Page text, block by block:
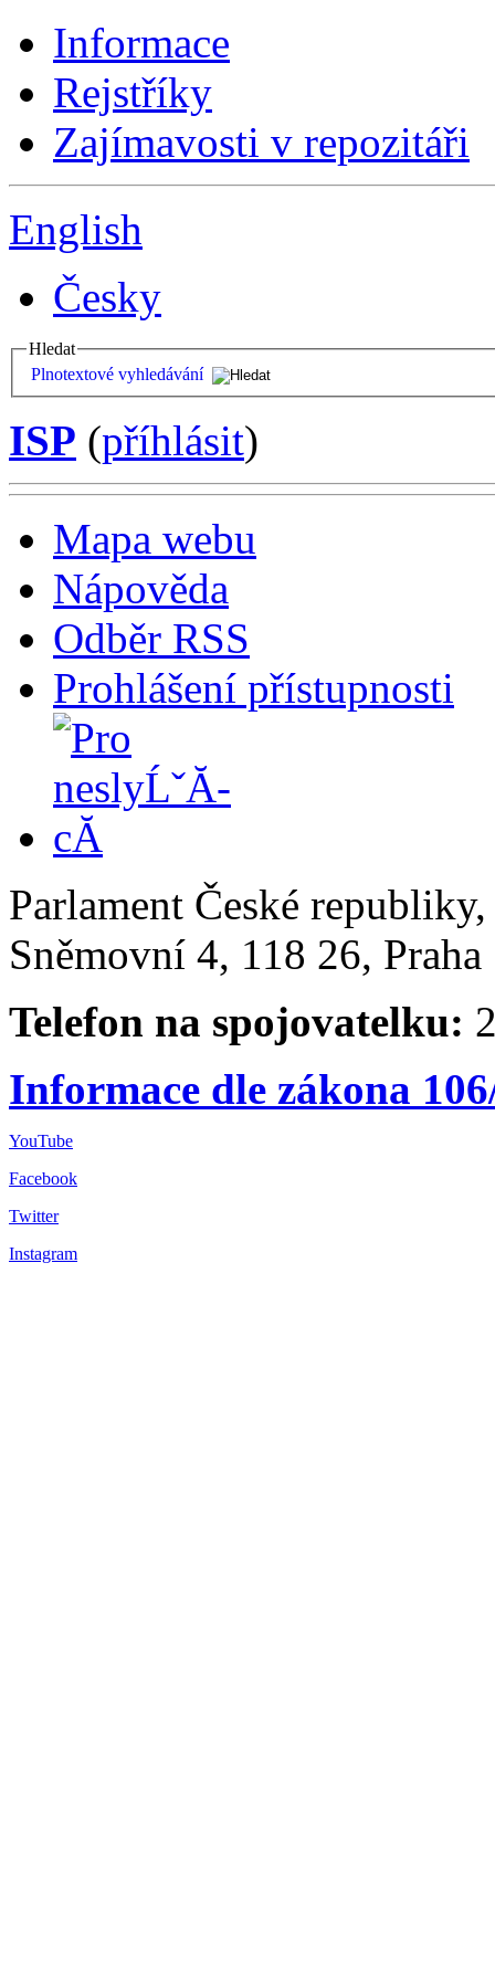
Informace
Rejstříky
Zajímavosti v repozitáři
English
Česky
Hledat
Plnotextové vyhledávání
ISP (příhlásit)
Mapa webu
Nápověda
Odběr RSS
Prohlášení přístupnosti
Parlament České
Sněmovní 4, 118 26,
Telefon na spojovatelku:
Informace dle zákona
YouTube
Facebook
Twitter
Instagram